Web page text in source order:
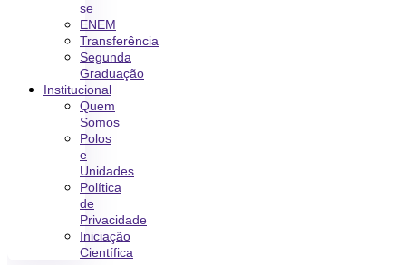
se
ENEM
Transferência
Segunda
Graduação
Institucional
Quem
Somos
Polos
e
Unidades
Política
de
Privacidade
Iniciação
Científica